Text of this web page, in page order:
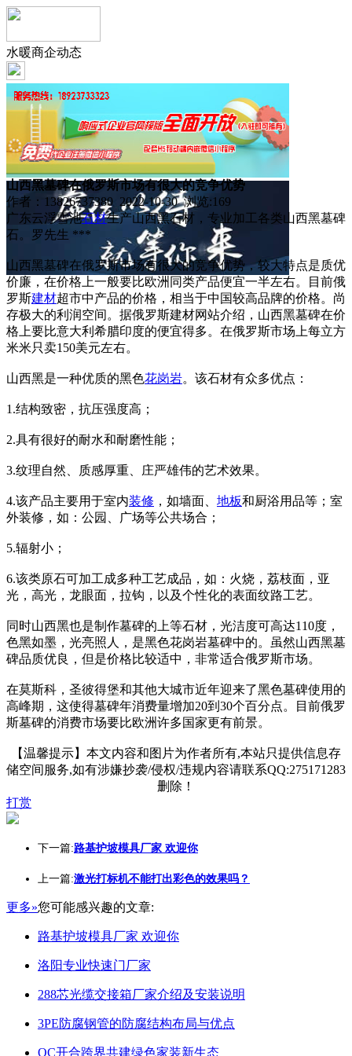
水暖商企动态
山西黑墓碑在俄罗斯市场有很大的竞争优势
作者：13826737380 2022-10-30 浏览:169
广东云浮雪池石材生产山西黑石材，专业加工各类山西黑墓碑
石。罗先生 ***
山西黑墓碑在俄罗斯市场有很大的竞争优势，较大特点是质优
价廉，在价格上一般要比欧洲同类产品便宜一半左右。目前俄
罗斯建材超市中产品的价格，相当于中国较高品牌的价格。尚
存极大的利润空间。据俄罗斯建材网站介绍，山西黑墓碑在价
格上要比意大利希腊印度的便宜得多。在俄罗斯市场上每立方
米米只卖150美元左右。
山西黑是一种优质的黑色花岗岩。该石材有众多优点：
1.结构致密，抗压强度高；
2.具有很好的耐水和耐磨性能；
3.纹理自然、质感厚重、庄严雄伟的艺术效果。
4.该产品主要用于室内装修 ，如墙面、 地板和厨浴用品等；室
外装修，如：公园、广场等公共场合；
5.辐射小；
6.该类原石可加工成多种工艺成品，如：火烧，荔枝面，亚
光，高光，龙眼面，拉钩，以及个性化的表面纹路工艺。
同时山西黑也是制作墓碑的上等石材，光洁度可高达110度，
色黑如墨，光亮照人，是黑色花岗岩墓碑中的。虽然山西黑墓
碑品质优良，但是价格比较适中，非常适合俄罗斯市场。
在莫斯科，圣彼得堡和其他大城市近年迎来了黑色墓碑使用的
高峰期，这使得墓碑年消费量增加20到30个百分点。目前俄罗
斯墓碑的消费市场要比欧洲许多国家更有前景。
【温馨提示】本文内容和图片为作者所有,本站只提供信息存
储空间服务,如有涉嫌抄袭/侵权/违规内容请联系QQ:275171283
删除！
打赏
下一篇:路基护坡模具厂家 欢迎你
上一篇:激光打标机不能打出彩色的效果吗？
更多»您可能感兴趣的文章:
路基护坡模具厂家 欢迎你
洛阳专业快速门厂家
288芯光缆交接箱厂家介绍及安装说明
3PE防腐钢管的防腐结构布局与优点
OC开合跨界共建绿色家装新生态